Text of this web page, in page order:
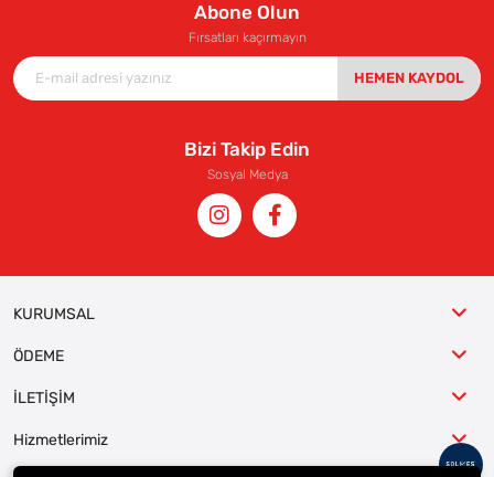
Abone Olun
Fırsatları kaçırmayın
HEMEN KAYDOL
Bizi Takip Edin
Sosyal Medya
KURUMSAL
ÖDEME
İLETİŞİM
Hizmetlerimiz